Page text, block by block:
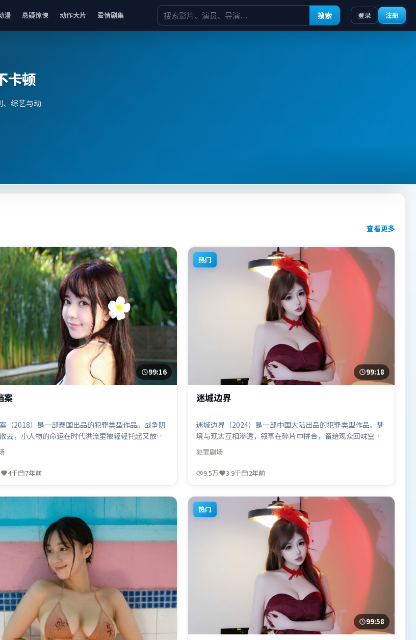
漫 悬疑惊悚 动作大片 爱情剧集 搜索 登录 注册
卡顿
、综艺与动
查看更多
99:16
案
（2018）是一部泰国出品的犯罪类型作品。战争阴
去，小人物的命运在时代洪流里被轻轻托起又放
段落信息密度高，情绪释放与主题回扣同时完成。
执导，周冬雨、黄政民、汤姆·哈迪，宋康昊、章
东锡等联袂出演。影片于2018年12月15日（泰国）
4千 7年前
热门
99:18
迷城边界
迷城边界（2024）是一部中国大陆出品的犯罪类型作品。梦
境与现实互相渗透，叙事在碎片中拼合，留给观众回味空
间。高潮段落信息密度高，情绪释放与主题回扣同时完成。
由朴赞郁执导，艾米莉·布朗特、张家辉、汤唯，木村拓哉
等联袂出演。影片于2024年1月25日（中国大陆）在部分地
犯罪剧场
9.5万 3.9千 2年前
热门
99:58